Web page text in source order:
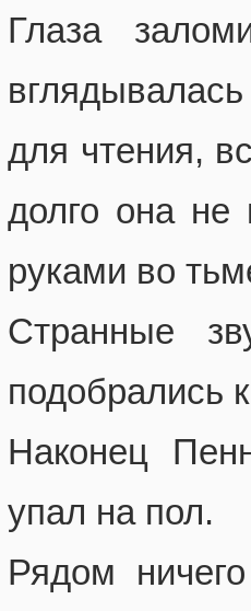
Глаза
для чтения,
долго она не
руками во
Странные
подобрались
Наконец
упал на пол.
Рядом